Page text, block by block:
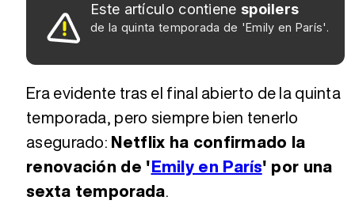
Este artículo contiene spoilers
de la quinta temporada de 'Emily en París'.
Era evidente tras el final abierto de la quinta
temporada, pero siempre bien tenerlo
asegurado: Netflix ha confirmado la
renovación de 'Emily en París' por una
sexta temporada.